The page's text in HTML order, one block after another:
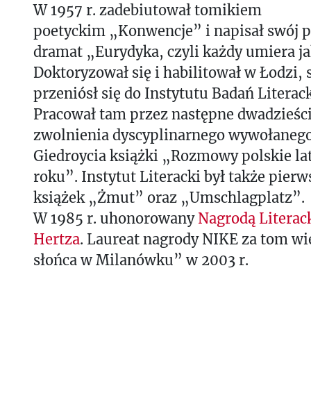
W 1957 r. zadebiutował tomikiem
poetyckim „Konwencje” i napisał swój
dramat „Eurydyka, czyli każdy umiera
Doktoryzował się i habilitował w Łodzi,
przeniósł się do Instytutu Badań
Pracował tam przez następne
zwolnienia dyscyplinarnego
Giedroycia książki „Rozmowy polskie
roku”. Instytut Literacki był także
książek „Żmut” oraz „Umschlagplatz”.
W 1985 r. uhonorowany Nagrodą
Hertza. Laureat nagrody NIKE za tom
słońca w Milanówku” w 2003 r.